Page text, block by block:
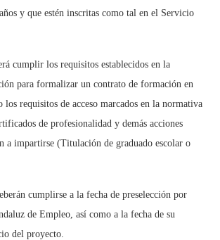
y que estén inscritas como tal en el Servicio
cumplir los requisitos establecidos en la
para formalizar un contrato de formación en
los requisitos de acceso marcados en la normativa
de profesionalidad y demás acciones
a impartirse (Titulación de graduado escolar o
cumplirse a la fecha de preselección por
de Empleo, así como a la fecha de su
del proyecto.